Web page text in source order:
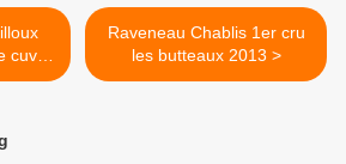
Raveneau Chablis 1er cru
les butteaux 2013 >